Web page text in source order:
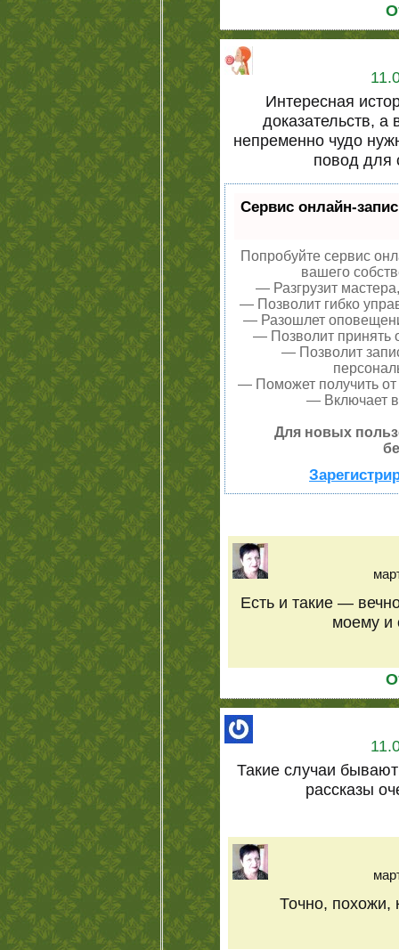
Интересная
доказательств,
непременно чудо
повод для
Сервис онлайн-
Попробуйте сервис
вашего
— Разгрузит
— Позволит гибко
— Разошлет
— Позволит принять
— Позволит
— Поможет получить от
— Включает
Для новых
Есть и такие —
моему и
Такие случаи
рассказы
Точно, похожи,